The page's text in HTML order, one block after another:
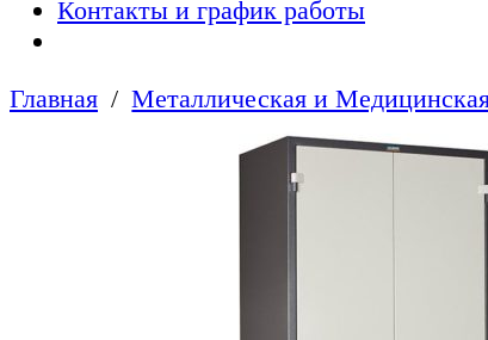
Контакты и график работы
Главная Металлическая и